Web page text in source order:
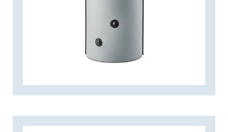
sanitaire adéquat - et par conséquent le
bon fonctionnement du système de
recharge. Les ballons NIBE EKS-EX sont
isolés de manière efficace et écologique
afin de limiter autant que possible la
puissance installée des ballons, les
exigences de puissance totales du